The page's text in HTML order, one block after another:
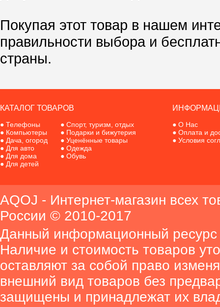
Покупая этот товар в нашем
правильности выбора и
страны.
КАТАЛОГ ТОВАРОВ
● Телефоны
● Компьютеры
● Дача, огород
● Для авто
● Для дома
● Для детей
● Спорт, туризм, отдых
● Подарки и бижутерия
● Уценённые товары
● Одежда
● Обувь
● О Нас
● Оплата и
● Условия
AQOJ - Интернет-магазин всех
России © 2010-2017
Данный информационный ресурс
Наличие и стоимость товаров
оставляют за собой право
внешний вид товаров без
защищены и принадлежат их